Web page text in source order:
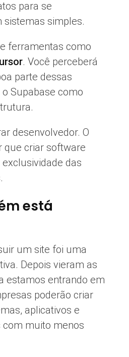
para se
simples.
ferramentas como
. Você perceberá
parte dessas
Supabase como
desenvolvedor. O
que criar software
das
está
um site foi uma
Depois vieram as
estamos entrando em
poderão criar
aplicativos e
com muito menos